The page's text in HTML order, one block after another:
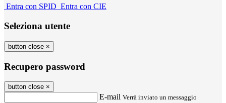
Entra con SPID Entra con CIE
Seleziona utente
button close ×
Recupero password
button close ×
E-mail Verrà inviato un messaggio